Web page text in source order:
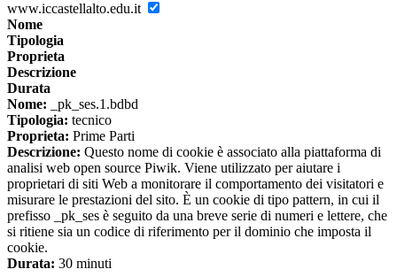
www.iccastellalto.edu.it
Nome
Tipologia
Proprieta
Descrizione
Durata
Nome: _pk_ses.1.bdbd
Tipologia: tecnico
Proprieta: Prime Parti
Descrizione: Questo nome di cookie è associato alla piattaforma di
analisi web open source Piwik. Viene utilizzato per aiutare i
proprietari di siti Web a monitorare il comportamento dei visitatori e
misurare le prestazioni del sito. È un cookie di tipo pattern, in cui il
prefisso _pk_ses è seguito da una breve serie di numeri e lettere, che
si ritiene sia un codice di riferimento per il dominio che imposta il
cookie.
Durata: 30 minuti